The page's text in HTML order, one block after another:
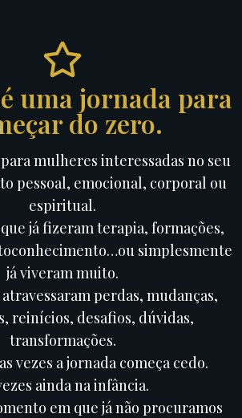
uma jornada para
do zero.
mulheres interessadas no seu
pessoal, emocional, corporal ou
espiritual.
já fizeram terapia, formações,
simplesmente
já viveram muito.
perdas, mudanças,
reinícios, desafios, dúvidas,
transformações.
vezes a jornada começa cedo.
ainda na infância.
em que já não procuramos